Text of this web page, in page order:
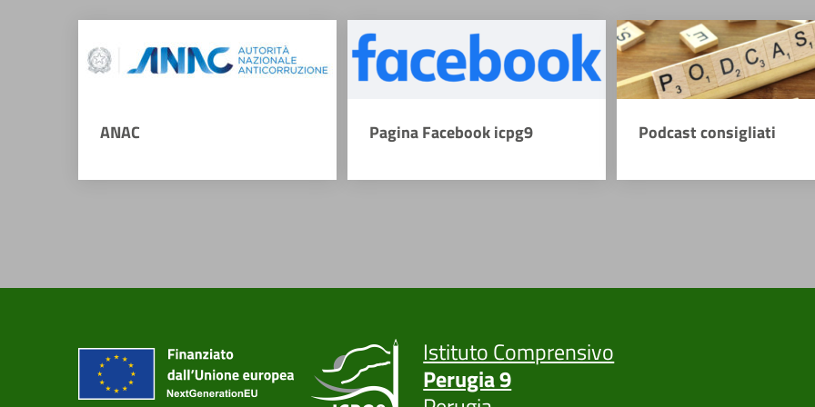
ANAC Pagina Facebook icpg9 Podcast consigliati
Istituto Comprensivo
Perugia 9